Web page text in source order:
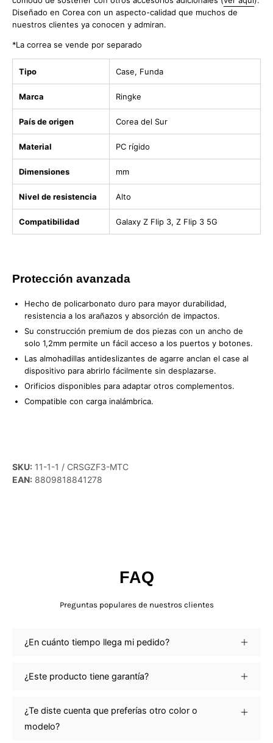
Diseñado en Corea con un aspecto-calidad que muchos de
nuestros clientes ya conocen y admiran.
*La correa se vende por separado
Tipo Case, Funda
Marca Ringke
País de origen Corea del Sur
Material PC rígido
Dimensiones mm
Nivel de resistencia Alto
Compatibilidad Galaxy Z Flip 3, Z Flip 3 5G
Protección avanzada
Hecho de policarbonato duro para mayor durabilidad,
resistencia a los arañazos y absorción de impactos.
Su construcción premium de dos piezas con un ancho de
solo 1,2mm permite un fácil acceso a los puertos y botones.
Las almohadillas antideslizantes de agarre anclan el case al
dispositivo para abrirlo fácilmente sin desplazarse.
Orificios disponibles para adaptar otros complementos.
Compatible con carga inalámbrica.
SKU: 11-1-1 / CRSGZF3-MTC
EAN: 8809818841278
FAQ
Preguntas populares de nuestros clientes
¿En cuánto tiempo llega mi pedido?
¿Este producto tiene garantía?
¿Te diste cuenta que preferías otro color o
modelo?